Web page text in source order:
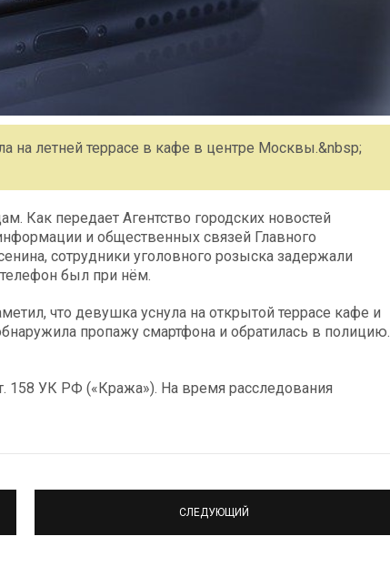
летней террасе в кафе в центре Москвы.&nbsp;
Как передает Агентство городских новостей
и общественных связей Главного
сотрудники уголовного розыска задержали
был при нём.
что девушка уснула на открытой террасе кафе и
пропажу смартфона и обратилась в полицию.
158 УК РФ («Кража»). На время расследования
СЛЕДУЮЩИЙ